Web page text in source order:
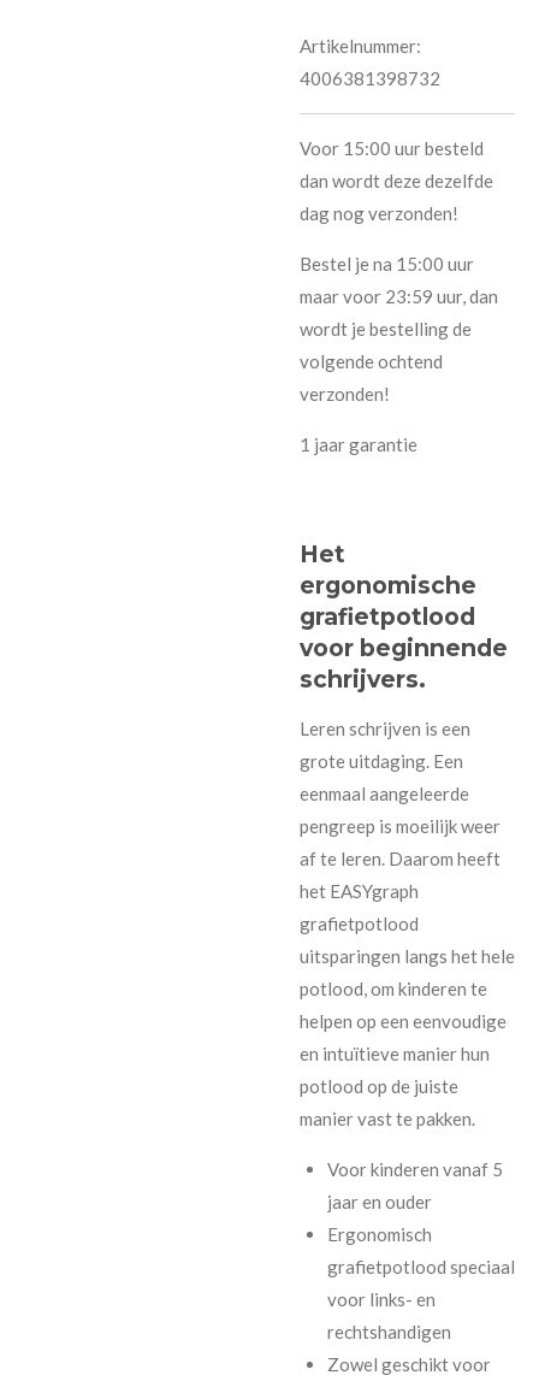
Artikelnummer:
4006381398732
Voor 15:00 uur besteld
dan wordt deze dezelfde
dag nog verzonden!
Bestel je na 15:00 uur
maar voor 23:59 uur, dan
wordt je bestelling de
volgende ochtend
verzonden!
1 jaar garantie
Het
ergonomische
grafietpotlood
voor beginnende
schrijvers.
Leren schrijven is een
grote uitdaging. Een
eenmaal aangeleerde
pengreep is moeilijk weer
af te leren. Daarom heeft
het EASYgraph
grafietpotlood
uitsparingen langs het hele
potlood, om kinderen te
helpen op een eenvoudige
en intuïtieve manier hun
potlood op de juiste
manier vast te pakken.
Voor kinderen vanaf 5
jaar en ouder
Ergonomisch
grafietpotlood speciaal
voor links- en
rechtshandigen
Zowel geschikt voor